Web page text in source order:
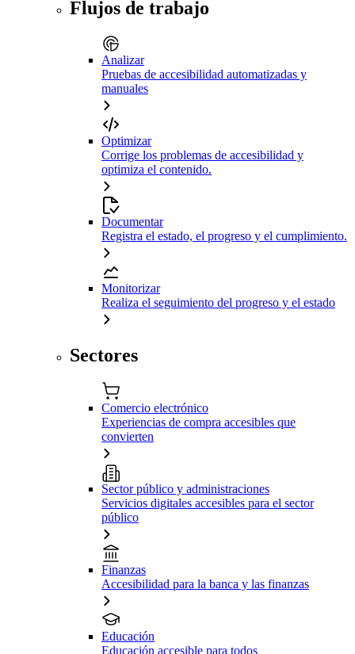
Flujos de trabajo
Analizar
Pruebas de accesibilidad automatizadas y
manuales
Optimizar
Corrige los problemas de accesibilidad y
optimiza el contenido.
Documentar
Registra el estado, el progreso y el cumplimiento.
Monitorizar
Realiza el seguimiento del progreso y el estado
Sectores
Comercio electrónico
Experiencias de compra accesibles que
convierten
Sector público y administraciones
Servicios digitales accesibles para el sector
público
Finanzas
Accesibilidad para la banca y las finanzas
Educación
Educación accesible para todos